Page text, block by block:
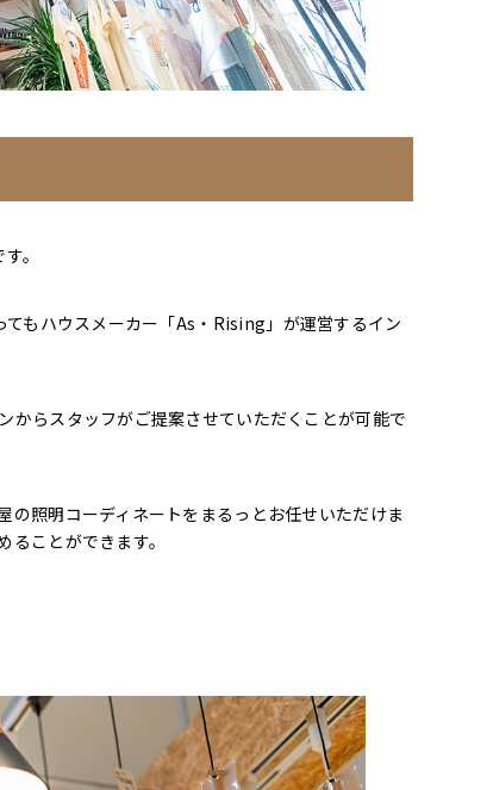
。
もハウスメーカー「As・Rising」が運営するイン
からスタッフがご提案させていただくことが可能で
照明コーディネートをまるっとお任せいただけま
ことができます。